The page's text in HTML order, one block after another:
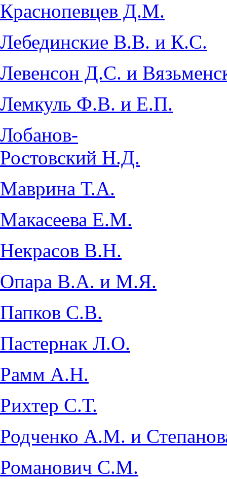
Краснопевцев Д.М.
Лебединские В.В. и К.С.
Левенсон Д.С. и
Лемкуль Ф.В. и Е.П.
Лобанов-
Ростовский Н.Д.
Маврина Т.А.
Макасеева Е.М.
Некрасов В.Н.
Опара В.А. и М.Я.
Папков С.В.
Пастернак Л.О.
Рамм А.Н.
Рихтер С.Т.
Родченко А.М. и
Романович С.М.